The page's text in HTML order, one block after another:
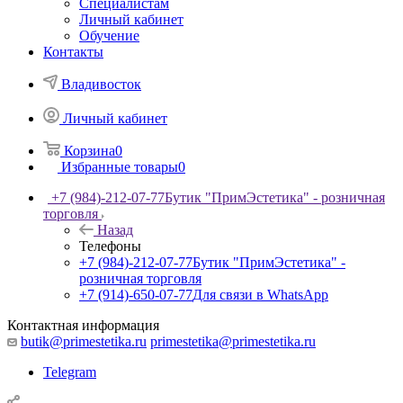
Специалистам
Личный кабинет
Обучение
Контакты
Владивосток
Личный кабинет
Корзина0
Избранные товары0
+7 (984)-212-07-77Бутик "ПримЭстетика" - розничная
торговля
Назад
Телефоны
+7 (984)-212-07-77Бутик "ПримЭстетика" -
розничная торговля
+7 (914)-650-07-77Для связи в WhatsApp
Контактная информация
butik@primestetika.ru primestetika@primestetika.ru
Telegram